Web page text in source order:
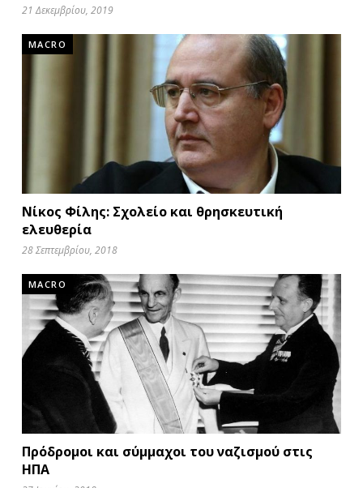
21 Δεκεμβρίου, 2019
MACRO
Νίκος Φίλης: Σχολείο και θρησκευτική
ελευθερία
28 Σεπτεμβρίου, 2018
MACRO
Πρόδρομοι και σύμμαχοι του ναζισμού στις
ΗΠΑ